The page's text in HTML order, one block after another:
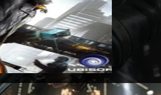
di uscita:27 maggio 2014
Xbox One
Interno
Ubisoft
Action / Adventure